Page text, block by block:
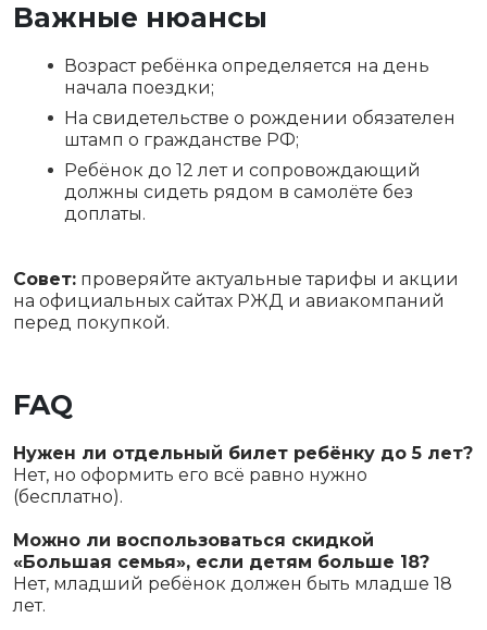
Важные нюансы
Возраст ребёнка определяется на день
начала поездки;
На свидетельстве о рождении обязателен
штамп о гражданстве РФ;
Ребёнок до 12 лет и сопровождающий
должны сидеть рядом в самолёте без
доплаты.
Совет: проверяйте актуальные тарифы и акции
на официальных сайтах РЖД и авиакомпаний
перед покупкой.
FAQ
Нужен ли отдельный билет ребёнку до 5 лет?
Нет, но оформить его всё равно нужно
(бесплатно).
Можно ли воспользоваться скидкой
«Большая семья», если детям больше 18?
Нет, младший ребёнок должен быть младше 18
лет.